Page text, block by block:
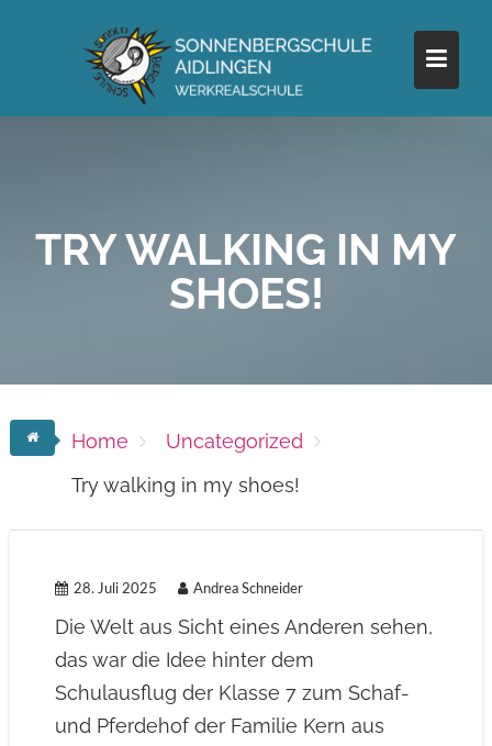
TRY WALKING IN MY
SHOES!
Home
Uncategorized
Try walking in my shoes!
28. Juli 2025 Andrea Schneider
Die Welt aus Sicht eines Anderen sehen,
das war die Idee hinter dem
Schulausflug der Klasse 7 zum Schaf-
und Pferdehof der Familie Kern aus